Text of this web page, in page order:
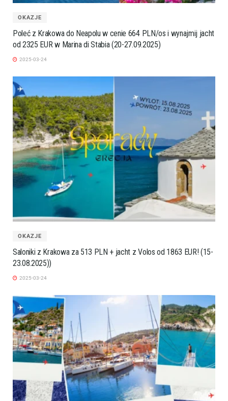
OKAZJE
Poleć z Krakowa do Neapolu w cenie 664 PLN/os i wynajmij jacht
od 2325 EUR w Marina di Stabia (20-27.09.2025)
2025-03-24
OKAZJE
Saloniki z Krakowa za 513 PLN + jacht z Volos od 1863 EUR! (15-
23.08.2025))
2025-03-24